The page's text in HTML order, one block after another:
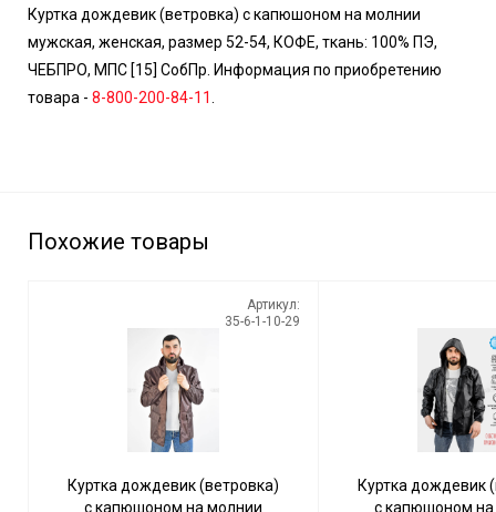
Куртка дождевик (ветровка) с капюшоном на молнии
мужская, женская, размер 52-54, КОФЕ, ткань: 100% ПЭ,
ЧЕБПРО, МПС [15] СобПр. Информация по приобретению
товара - 8-800-200-84-11
Похожие товары
Артикул:
35-6-1-10-29
Куртка дождевик (ветровка)
с капюшоном на молнии
Куртка дождевик
с капюшоном